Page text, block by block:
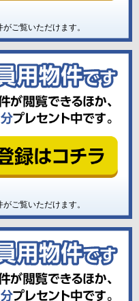
がご覧いただけます。
がご覧いただけます。